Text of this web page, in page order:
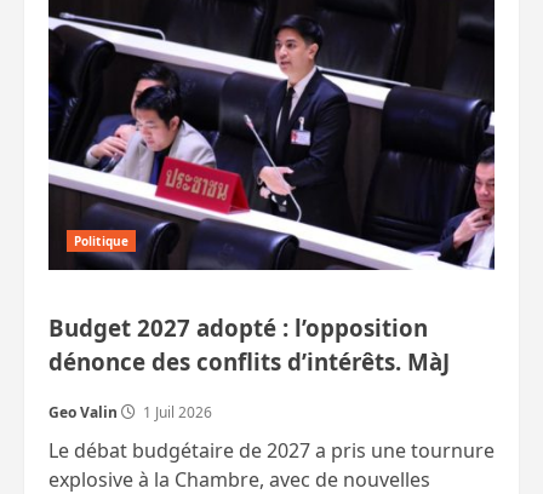
peuple
en
tête
malgré
direction
contestée
et
une
menace
de
dissolution
Politique
Budget 2027 adopté : l’opposition
dénonce des conflits d’intérêts. MàJ
Geo Valin 1 Juil 2026
Le débat budgétaire de 2027 a pris une tournure
explosive à la Chambre, avec de nouvelles